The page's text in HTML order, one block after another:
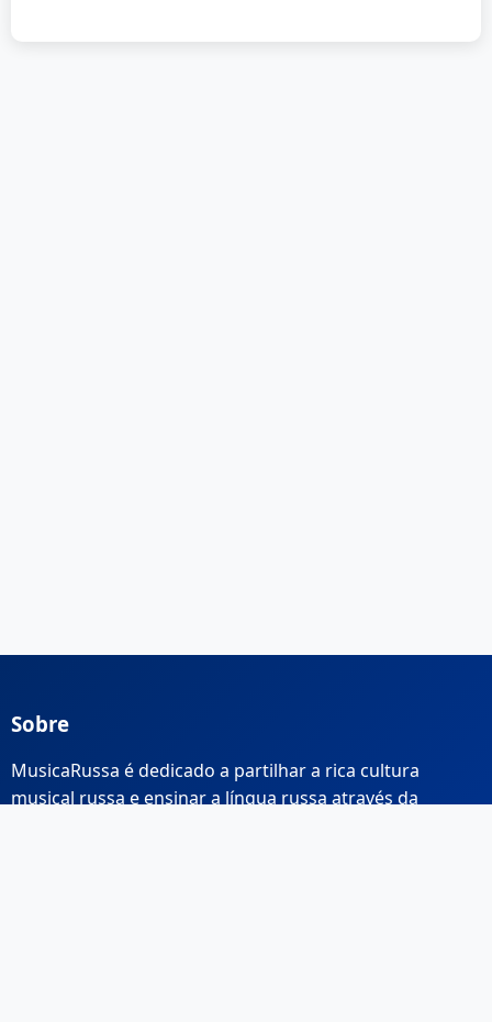
Sobre
MusicaRussa é dedicado a partilhar a rica cultura
musical russa e ensinar a língua russa através da